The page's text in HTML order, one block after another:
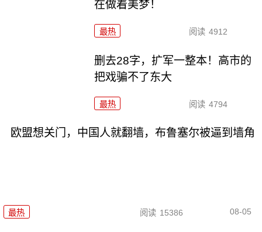
在做着美梦！
最热 阅读 4912
删去28字，扩军一整本！高市的
把戏骗不了东大
最热 阅读 4794
欧盟想关门，中国人就翻墙，布鲁塞尔被逼到墙角
最热 阅读 15386 08-05